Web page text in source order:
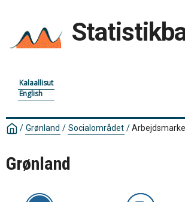
Kalaallisut
English
/ Grønland / Socialområdet /
Grønland